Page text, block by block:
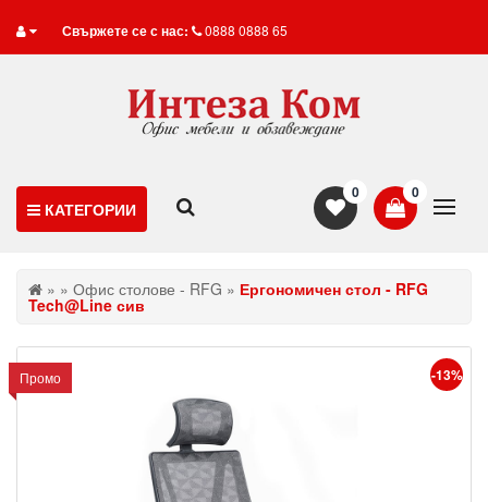
Свържете се с нас: 0888 0888 65
КАТЕГОРИИ
0
0
» » Офис столове - RFG » Ергономичен стол - RFG
Tech@Line сив
Промо -13%